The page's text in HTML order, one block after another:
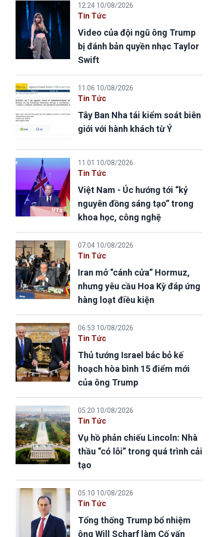
12:24 10/08/2026
Tin Tức
Video của đội ngũ ông Trump
bị đánh bản quyền nhạc Taylor
Swift
11:06 10/08/2026
Tin Tức
Tây Ban Nha tái kiểm soát biên
giới với hành khách từ Ý
11:01 10/08/2026
Tin Tức
Việt Nam - Úc hướng tới “kỷ
nguyên đồng sáng tạo” trong
khoa học, công nghệ
07:04 10/08/2026
Tin Tức
Iran mở “cánh cửa” Hormuz,
nhưng yêu cầu Hoa Kỳ đáp ứng
hàng loạt điều kiện
06:53 10/08/2026
Tin Tức
Thủ tướng Israel bác bỏ kế
hoạch hòa bình 15 điểm mới
của ông Trump
05:20 10/08/2026
Tin Tức
Vụ hồ phản chiếu Lincoln: Nhà
thầu “có lỗi” trong quá trình cải
tạo
05:10 10/08/2026
Tin Tức
Tổng thống Trump bổ nhiệm
ông Will Scharf làm Cố vấn